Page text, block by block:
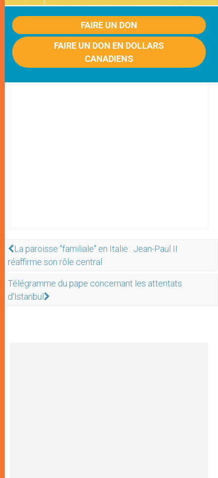
FAIRE UN DON
FAIRE UN DON EN DOLLARS
CANADIENS
La paroisse "familiale" en Italie : Jean-Paul II
réaffirme son rôle central
Télégramme du pape concernant les attentats
d'Istanbul